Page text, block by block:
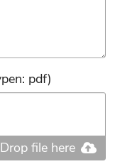
Motivationsschreiben * ( Datentypen: pdf)
Drop file here